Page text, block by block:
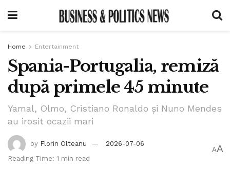
Home Entertainment
Spania-Portugalia, remiză
după primele 45 minute
Yamal, Olmo, Cristiano Ronaldo și Nuno Mendes
au irosit ocazii mari
by Florin Olteanu
2026-07-06
Reading Time: 1 min read
AA